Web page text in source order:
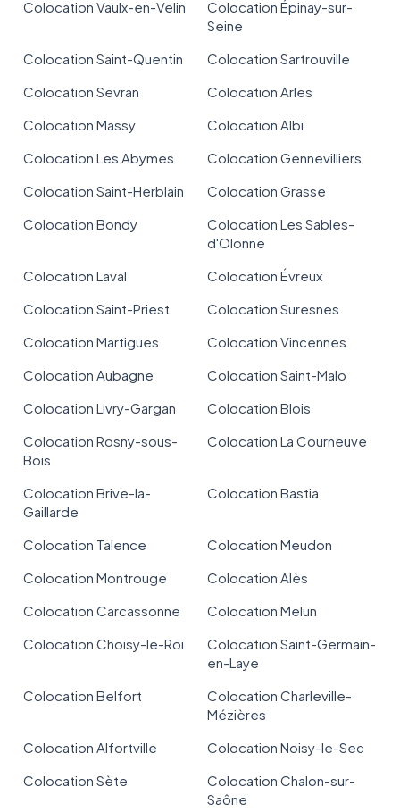
Colocation Vaulx-en-Velin
Colocation Épinay-sur-
Seine
Colocation Saint-Quentin
Colocation Sartrouville
Colocation Sevran
Colocation Arles
Colocation Massy
Colocation Albi
Colocation Les Abymes
Colocation Gennevilliers
Colocation Saint-Herblain
Colocation Grasse
Colocation Bondy
Colocation Les Sables-
d'Olonne
Colocation Laval
Colocation Évreux
Colocation Saint-Priest
Colocation Suresnes
Colocation Martigues
Colocation Vincennes
Colocation Aubagne
Colocation Saint-Malo
Colocation Livry-Gargan
Colocation Blois
Colocation Rosny-sous-
Bois
Colocation La Courneuve
Colocation Brive-la-
Gaillarde
Colocation Bastia
Colocation Talence
Colocation Meudon
Colocation Montrouge
Colocation Alès
Colocation Carcassonne
Colocation Melun
Colocation Choisy-le-Roi
Colocation Saint-Germain-
en-Laye
Colocation Belfort
Colocation Charleville-
Mézières
Colocation Alfortville
Colocation Noisy-le-Sec
Colocation Sète
Colocation Chalon-sur-
Saône